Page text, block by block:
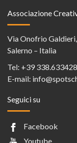
Associazione
Via Onofrio
Salerno – Italia
Tel: +39
E-mail:
Seguici su
Facebook
Youtube